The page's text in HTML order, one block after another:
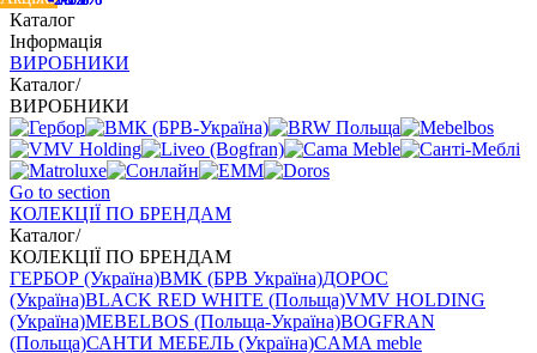
Каталог
Інформація
ВИРОБНИКИ
Каталог/
ВИРОБНИКИ
Go to section
КОЛЕКЦІЇ ПО БРЕНДАМ
Каталог/
КОЛЕКЦІЇ ПО БРЕНДАМ
ГЕРБОР (Україна)ВМК (БРВ Україна)ДОРОС
(Україна)BLACK RED WHITE (Польща)VMV HOLDING
(Україна)MEBELBOS (Польща-Україна)BOGFRAN
(Польща)САНТИ МЕБЕЛЬ (Україна)CAMA meble